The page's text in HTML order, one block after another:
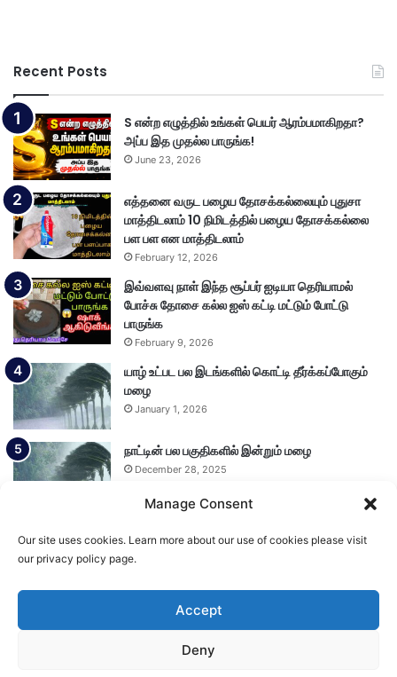
Manage Consent
Our site uses cookies. Learn more about our use of cookies please visit
our privacy policy page.
Accept
Deny
Recent Posts
S என்ற எழுத்தில் உங்கள் பெயர் ஆரம்பமாகிறதா?
அப்ப இத முதல்ல பாருங்க!
June 23, 2026
எத்தனை வருட பழைய தோசக்கல்லையும் புதுசா
மாத்திடலாம் 10 நிமிடத்தில் பழைய தோசக்கல்லை
பள பள என மாத்திடலாம்
February 12, 2026
இவ்வளவு நாள் இந்த சூப்பர் ஐடியா தெரியாமல்
போச்சு தோசை கல்ல ஐஸ் கட்டி மட்டும் போட்டு
பாருங்க
February 9, 2026
யாழ் உட்பட பல இடங்களில் கொட்டி தீர்க்கப்போகும்
மழை
January 1, 2026
நாட்டின் பல பகுதிகளில் இன்றும் மழை
December 28, 2025
Load More